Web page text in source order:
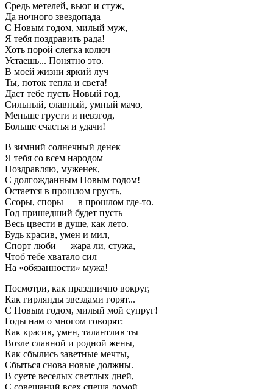
Средь метелей, вьюг и стуж,
Да ночного звездопада
С Новым годом, милый муж,
Я тебя поздравить рада!
Хоть порой слегка колюч —
Устаешь... Понятно это.
В моей жизни яркий луч
Ты, поток тепла и света!
Даст тебе пусть Новый год,
Сильный, славный, умный мачо,
Меньше грусти и невзгод,
Больше счастья и удачи!
В зимний солнечный денек
Я тебя со всем народом
Поздравляю, муженек,
С долгожданным Новым годом!
Остается в прошлом грусть,
Ссоры, споры — в прошлом где-то.
Год пришедший будет пусть
Весь цвести в душе, как лето.
Будь красив, умен и мил,
Спорт люби — жара ли, стужа,
Чтоб тебе хватало сил
На «обязанности» мужа!
Посмотри, как празднично вокруг,
Как гирлянды звездами горят...
С Новым годом, милый мой супруг!
Годы нам о многом говорят:
Как красив, умен, талантлив ты
Возле славной и родной жены,
Как сбылись заветные мечты,
Сбыться снова новые должны.
В суете веселых светлых дней,
С совещаний всех спеша домой,